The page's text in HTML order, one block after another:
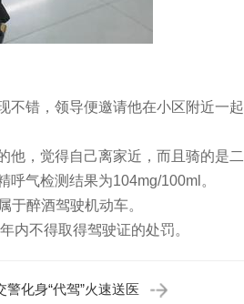
不错，领导便邀请他在小区附近一起
他，觉得自己离家近，而且骑的是二
气检测结果为104mg/100ml。
于醉酒驾驶机动车。
内不得取得驾驶证的处罚。
化身“代驾”火速送医